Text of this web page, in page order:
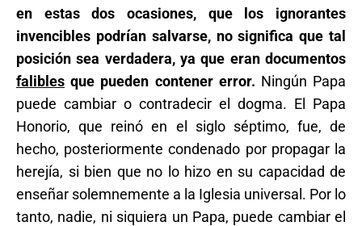
en estas dos ocasiones, que los ignorantes
invencibles podrían salvarse, no significa que tal
posición sea verdadera, ya que eran documentos
falibles que pueden contener error. Ningún Papa
puede cambiar o contradecir el dogma. El Papa
Honorio, que reinó en el siglo séptimo, fue, de
hecho, posteriormente condenado por propagar la
herejía, si bien que no lo hizo en su capacidad de
enseñar solemnemente a la Iglesia universal. Por lo
tanto, nadie, ni siquiera un Papa, puede cambiar el